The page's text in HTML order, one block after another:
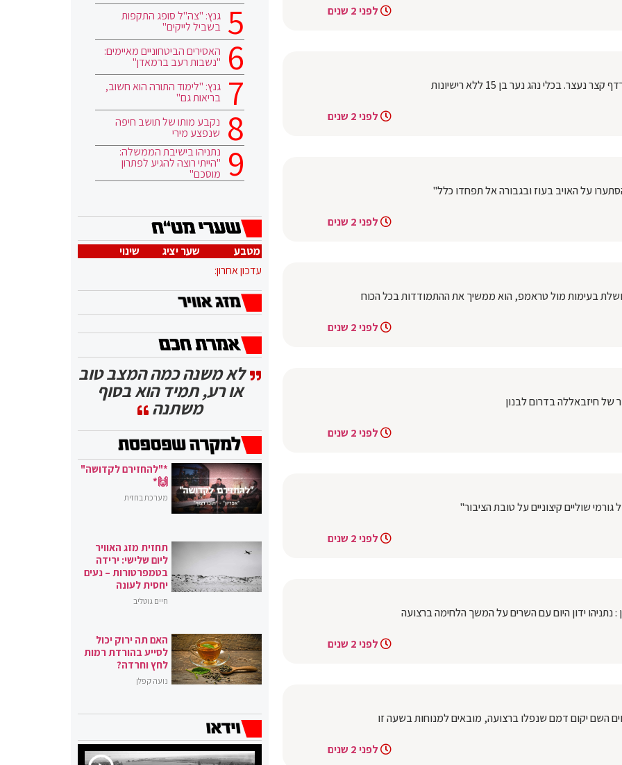
לפני 2 שנים
בכלי נהג נער בן 15 ללא רישיונות
לפני 2 שנים
על האויב בעוז ובגבורה אל תפחדו כלל"
לפני 2 שנים
בעימות מול טראמפ, הוא ממשיך את ההתמודדות בכל הכוח
לפני 2 שנים
של חיזבאללה בדרום לבנון
לפני 2 שנים
שוליים קיצוניים על טובת הציבור"
לפני 2 שנים
ידון היום עם השרים על המשך הלחימה ברצועה
לפני 2 שנים
השם יקום דמם שנפלו ברצועה, מובאים למנוחות בשעה זו
לפני 2 שנים
גנץ: "צה"ל סופג התקפות
בשביל לייקים"
האסירים הביטחוניים מאיימים:
"נשבות רעב ברמאדן"
גנץ: "לימוד התורה הוא חשוב,
בריאות גם"
נקבע מותו של תושב חיפה
שנפצע מירי
נתניהו בישיבת הממשלה:
"הייתי רוצה להגיע לפתרון
מוסכם"
מטבע שער יציג
שינוי
עדכון אחרון:
לא משנה כמה המצב טוב
או רע, תמיד הוא בסוף
משתנה
*"להחזירם לקדושה"
🙌*
מערכת בחזית
תחזית מזג האוויר
ליום שלישי: ירידה
בטמפרטורות – נעים
יחסית לעונה
חיים גוטליב
האם תה ירוק יכול
לסייע בהורדת רמות
לחץ וחרדה?
נועה קפלן